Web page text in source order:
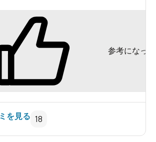
で受付嬢に両替をお願いしまし
泉ホテルの雰囲気です。浴場から休
がありますが、その間の通路にはい
椅子があり、空いていればその場で
参考になった
を見る 18